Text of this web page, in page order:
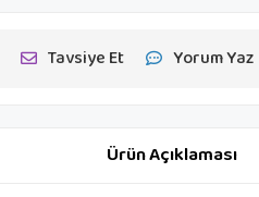
Tavsiye Et Yorum Yaz
Ürün Açıklaması